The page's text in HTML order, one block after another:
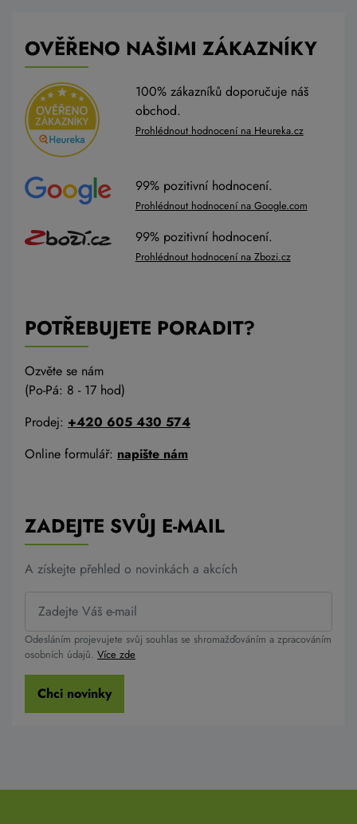
OVĚŘENO NAŠIMI ZÁKAZNÍKY
100% zákazníků doporučuje náš
obchod.
Prohlédnout hodnocení na Heureka.cz
99% pozitivní hodnocení.
Prohlédnout hodnocení na Google.com
99% pozitivní hodnocení.
Prohlédnout hodnocení na Zbozi.cz
POTŘEBUJETE PORADIT?
Ozvěte se nám
(Po-Pá: 8 - 17 hod)
Prodej: +420 605 430 574
Online formulář: napište nám
ZADEJTE SVŮJ E-MAIL
A získejte přehled o novinkách a akcích
Odesláním projevujete svůj souhlas se shromažďováním a zpracováním
osobních údajů. Více zde
Chci novinky